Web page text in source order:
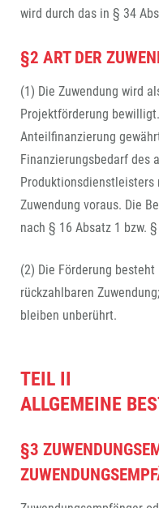
wird durch das in § 34
§2 ART DER
(1) Die Zuwendung wird
Projektförderung
Anteilfinanzierung
Finanzierungsbedarf des
Produktionsdienstleisters
Zuwendung voraus. Die
nach § 16 Absatz 1 bzw.
(2) Die Förderung
rückzahlbaren
bleiben unberührt.
TEIL II
ALLGEMEINE
§3